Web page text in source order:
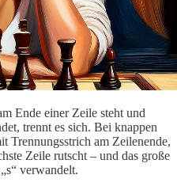
Ende einer Zeile steht und
trennt es sich. Bei knappen
Trennungsstrich am Zeilenende,
Zeile rutscht – und das große
verwandelt.